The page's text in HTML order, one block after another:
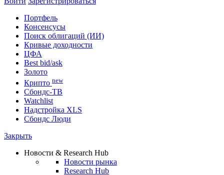
Войти Зарегистрироваться
Портфель
Консенсусы
Поиск облигаций (ИИ)
Кривые доходности
ЦФА
Best bid/ask
Золото
Крипто new
Watchlist
Сбондс Люди